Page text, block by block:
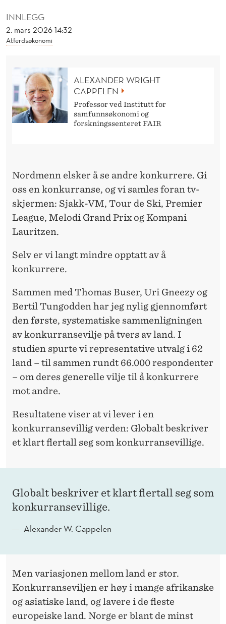
N
N
INNLEGG
2. mars 2026 14:32
Atferdsøkonomi
ALEXANDER WRIGHT
CAPPELEN
Professor ved Institutt for
samfunnsøkonomi og
forskningssenteret FAIR
Nordmenn elsker å se andre konkurrere. Gi
oss en konkurranse, og vi samles foran tv-
skjermen: Sjakk-VM, Tour de Ski, Premier
League, Melodi Grand Prix og Kompani
Lauritzen.
Selv er vi langt mindre opptatt av å
konkurrere.
Sammen med Thomas Buser, Uri Gneezy og
Bertil Tungodden har jeg nylig gjennomført
den første, systematiske sammenligningen
av konkurransevilje på tvers av land. I
studien spurte vi representative utvalg i 62
land – til sammen rundt 66.000 respondenter
– om deres generelle vilje til å konkurrere
mot andre.
Resultatene viser at vi lever i en
konkurransevillig verden: Globalt beskriver
et klart flertall seg som konkurransevillige.
Globalt beskriver et klart flertall seg som
konkurransevillige.
Alexander W. Cappelen
Men variasjonen mellom land er stor.
Konkurranseviljen er høy i mange afrikanske
og asiatiske land, og lavere i de fleste
europeiske land. Norge er blant de minst